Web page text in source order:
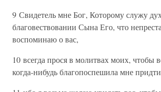
9 Свидетель мне Бог, Которому служу
благовествовании Сына Его, что
воспоминаю о вас,
10 всегда прося в молитвах моих, чтобы
когда-нибудь благопоспешила мне